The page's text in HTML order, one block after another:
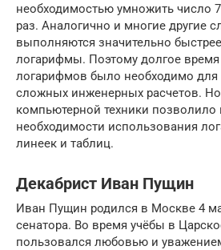
необходимостью умножить число
раз. Аналогично и многие другие
выполняются значительно
логарифмы. Поэтому долгое время
логарифмов было необходимо
сложных инженерных расчетов. Но
компьютерной техники позволило
необходимости использования
линеек и таблиц.
Декабрист Иван Пущин
Иван Пущин родился в Москве 4
сенатора. Во время учёбы в
пользовался любовью и